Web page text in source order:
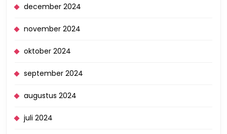
december 2024
november 2024
oktober 2024
september 2024
augustus 2024
juli 2024